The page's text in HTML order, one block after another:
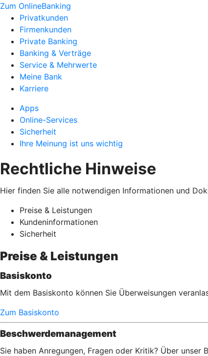
Zum OnlineBanking
Privatkunden
Firmenkunden
Private Banking
Banking & Verträge
Service & Mehrwerte
Meine Bank
Karriere
Apps
Online-Services
Sicherheit
Ihre Meinung ist uns wichtig
Rechtliche Hinweise
Hier finden Sie alle notwendigen Informationen und
Preise & Leistungen
Kundeninformationen
Sicherheit
Preise & Leistungen
Basiskonto
Mit dem Basiskonto können Sie Überweisungen
Zum Basiskonto
Beschwerdemanagement
Sie haben Anregungen, Fragen oder Kritik? Über unser